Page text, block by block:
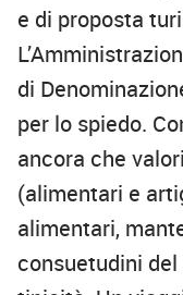
e di proposta
di
per lo spiedo.
ancora che
(alimentari e
alimentari,
consuetudini